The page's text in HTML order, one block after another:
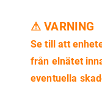
⚠ VARNING
Se till att
från elnätet
eventuella